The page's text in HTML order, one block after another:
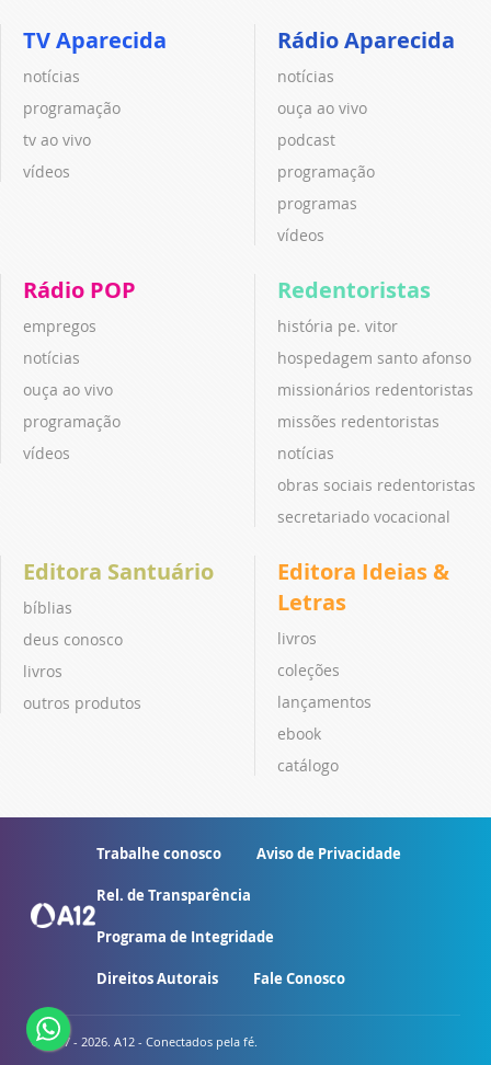
TV Aparecida
notícias
programação
tv ao vivo
vídeos
Rádio Aparecida
notícias
ouça ao vivo
podcast
programação
programas
vídeos
Rádio POP
empregos
notícias
ouça ao vivo
programação
vídeos
Redentoristas
história pe. vitor
hospedagem santo afonso
missionários redentoristas
missões redentoristas
notícias
obras sociais redentoristas
secretariado vocacional
Editora Santuário
bíblias
deus conosco
livros
outros produtos
Editora Ideias &
Letras
livros
coleções
lançamentos
ebook
catálogo
Trabalhe conosco Aviso de Privacidade
Rel. de Transparência
Programa de Integridade
Direitos Autorais Fale Conosco
© 2007 - 2026. A12 - Conectados pela fé.